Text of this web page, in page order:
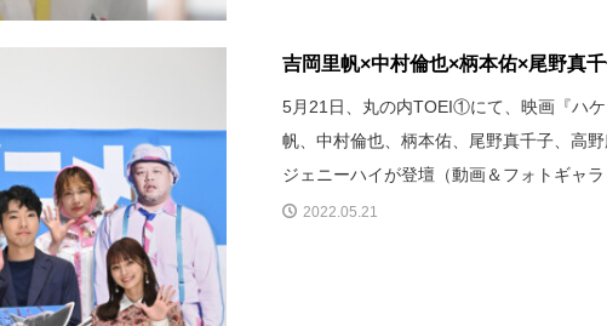
吉岡里帆×中村倫也×柄本佑×尾野真
5月21日、丸の内TOEI①にて、映画『ハ
帆、中村倫也、柄本佑、尾野真千子、高
ジェニーハイが登壇（動画＆フォトギャラ
2022.05.21